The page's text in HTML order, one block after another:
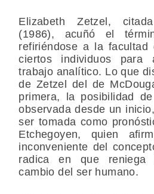
Elizabeth Zetzel,
(1986), acuñó el
refiriéndose a la facultad
ciertos individuos para
trabajo analítico. Lo que
de Zetzel del de
primera, la posibilidad
observada desde un
ser tomada como
Etchegoyen, quien
inconveniente del
radica en que reniega
cambio del ser humano.